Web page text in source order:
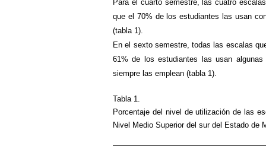
Para el cuarto semestre, las cuatro
que el 70% de los estudiantes las usan
(tabla 1).
En el sexto semestre, todas las escalas
61% de los estudiantes las usan
siempre las emplean (tabla 1).
Tabla 1.
Porcentaje del nivel de utilización de las
Nivel Medio Superior del sur del Estado de